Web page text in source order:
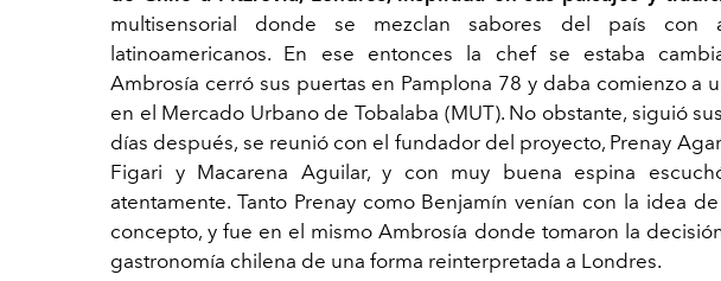
multisensorial donde se mezclan sabores del país con
latinoamericanos. En ese entonces la chef se estaba
Ambrosía cerró sus puertas en Pamplona 78 y daba comienzo a
en el Mercado Urbano de Tobalaba (MUT). No obstante, siguió
días después, se reunió con el fundador del proyecto, Prenay
Figari y Macarena Aguilar, y con muy buena espina
atentamente. Tanto Prenay como Benjamín venían con la idea
concepto, y fue en el mismo Ambrosía donde tomaron la
gastronomía chilena de una forma reinterpretada a Londres.